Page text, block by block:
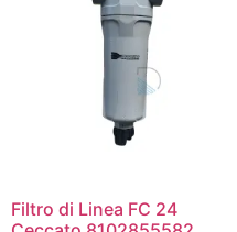
Filtro di Linea FC 24